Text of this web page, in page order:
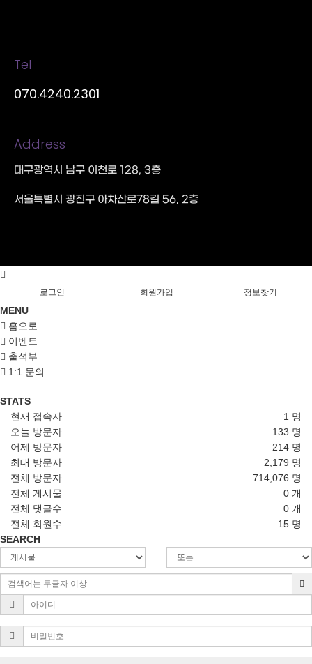
Tel
070.4240.2301
Address
대구광역시 남구 이천로 128, 3층
서울특별시 광진구 아차산로78길 56, 2층
로그인 회원가입 정보찾기
MENU
홈으로
이벤트
출석부
1:1 문의
STATS
1 명
현재 접속자
133 명
오늘 방문자
214 명
어제 방문자
2,179 명
최대 방문자
714,076 명
전체 방문자
0 개
전체 게시물
0 개
전체 댓글수
15 명
전체 회원수
SEARCH